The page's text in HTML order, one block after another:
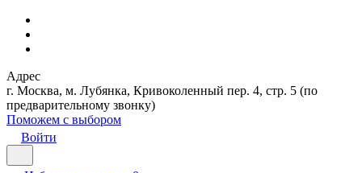
Адрес
г. Москва, м. Лубянка, Кривоколенный пер. 4, стр. 5 (по
предварительному звонку)
Поможем с выбором
Войти